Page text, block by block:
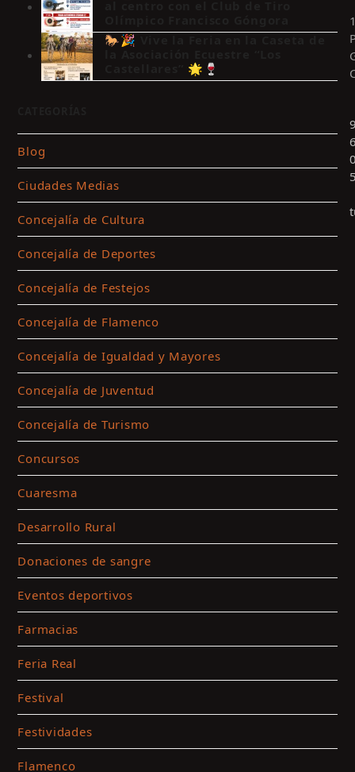
🐎🎉 Vive la Feria en la Caseta de
Castellares” 🌟🍷
Blog
Ciudades Medias
Concejalía de Cultura
Concejalía de Deportes
Concejalía de Festejos
Concejalía de Flamenco
Concejalía de Igualdad y Mayores
Concejalía de Juventud
Concejalía de Turismo
Concursos
Cuaresma
Desarrollo Rural
Donaciones de sangre
Eventos deportivos
Farmacias
Feria Real
Festival
Festividades
Flamenco